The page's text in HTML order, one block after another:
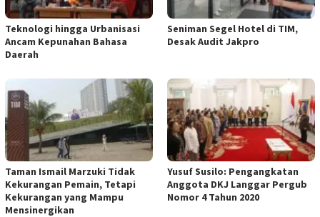
Teknologi hingga Urbanisasi
Ancam Kepunahan Bahasa
Daerah
Seniman Segel Hotel di TIM,
Desak Audit Jakpro
Taman Ismail Marzuki Tidak
Kekurangan Pemain, Tetapi
Kekurangan yang Mampu
Mensinergikan
Yusuf Susilo: Pengangkatan
Anggota DKJ Langgar Pergub
Nomor 4 Tahun 2020